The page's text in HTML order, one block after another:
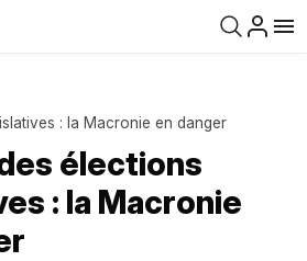
: la Macronie en danger
élections
: la Macronie